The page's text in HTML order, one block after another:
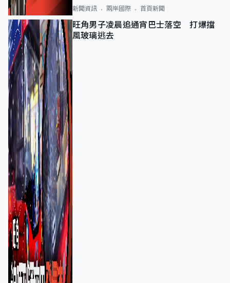
新聞資訊 兩岸國際 首頁新聞
旺角男子凌晨追通宵巴士落空 打爆擋
風玻璃逃去